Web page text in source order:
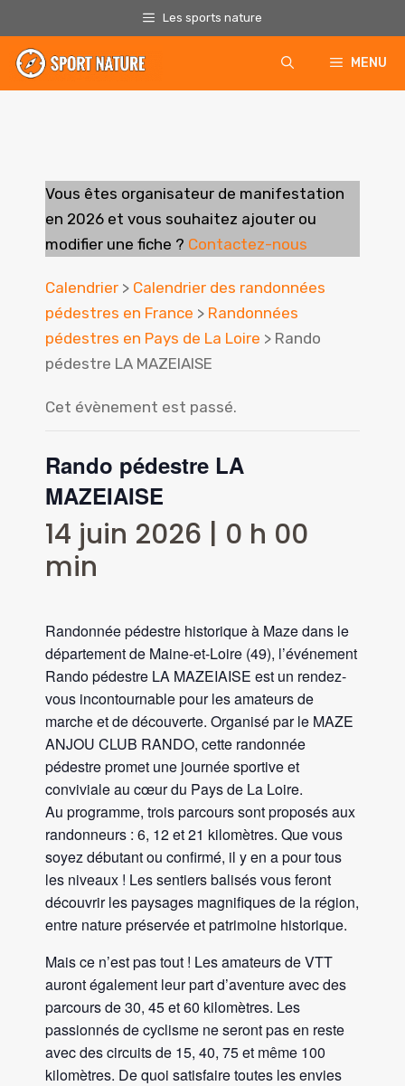
au
contenu
Les sports nature
MENU
Vous êtes organisateur de manifestation
en 2026 et vous souhaitez ajouter ou
modifier une fiche ? Contactez-nous
Calendrier > Calendrier des randonnées
pédestres en France > Randonnées
pédestres en Pays de La Loire > Rando
pédestre LA MAZEIAISE
Cet évènement est passé.
Rando pédestre LA
MAZEIAISE
14 juin 2026 | 0 h 00
min
Randonnée pédestre historique à Maze dans le
département de Maine-et-Loire (49), l’événement
Rando pédestre LA MAZEIAISE est un rendez-
vous incontournable pour les amateurs de
marche et de découverte. Organisé par le MAZE
ANJOU CLUB RANDO, cette randonnée
pédestre promet une journée sportive et
conviviale au cœur du Pays de La Loire.
Au programme, trois parcours sont proposés aux
randonneurs : 6, 12 et 21 kilomètres. Que vous
soyez débutant ou confirmé, il y en a pour tous
les niveaux ! Les sentiers balisés vous feront
découvrir les paysages magnifiques de la région,
entre nature préservée et patrimoine historique.
Mais ce n’est pas tout ! Les amateurs de VTT
auront également leur part d’aventure avec des
parcours de 30, 45 et 60 kilomètres. Les
passionnés de cyclisme ne seront pas en reste
avec des circuits de 15, 40, 75 et même 100
kilomètres. De quoi satisfaire toutes les envies